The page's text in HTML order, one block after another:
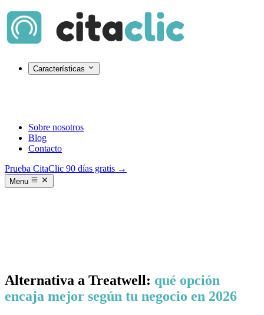
Características
Sobre nosotros
Blog
Contacto
Prueba CitaClic 90 días gratis →
Menu
Alternativa a Treatwell: qué opción
encaja mejor según tu negocio en 2026